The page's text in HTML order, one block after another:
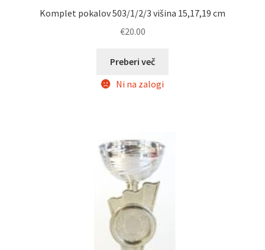
Komplet pokalov 503/1/2/3 višina 15,17,19 cm
€20.00
Preberi več
Ni na zalogi